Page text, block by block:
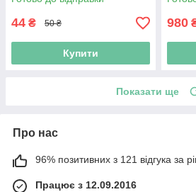
44 ₴ 50 ₴
Купити
980
Показати ще
Про нас
96% позитивних з 121 відгука за
Працює з 12.09.2016